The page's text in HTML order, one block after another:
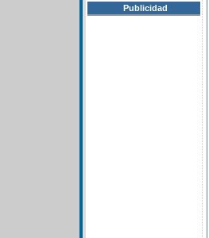
Publicidad